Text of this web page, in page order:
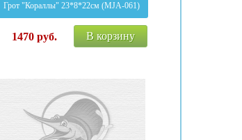
Грот "Кораллы" 23*8*22см (MJA-061)
1470руб. В корзину